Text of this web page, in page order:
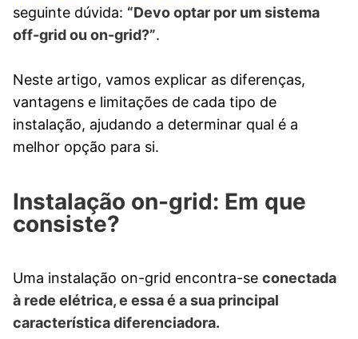
seguinte dúvida: “Devo optar por um sistema
off-grid ou on-grid?”.
Neste artigo, vamos explicar as diferenças,
vantagens e limitações de cada tipo de
instalação, ajudando a determinar qual é a
melhor opção para si.
Instalação on-grid: Em que
consiste?
Uma instalação on-grid encontra-se conectada
à rede elétrica, e essa é a sua principal
característica diferenciadora.